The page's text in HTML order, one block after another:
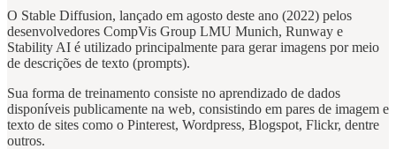
O Stable Diffusion, lançado em agosto deste ano (2022) pelos
desenvolvedores CompVis Group LMU Munich, Runway e
Stability AI é utilizado principalmente para gerar imagens por meio
de descrições de texto (prompts).
Sua forma de treinamento consiste no aprendizado de dados
disponíveis publicamente na web, consistindo em pares de imagem e
texto de sites como o Pinterest, Wordpress, Blogspot, Flickr, dentre
outros.